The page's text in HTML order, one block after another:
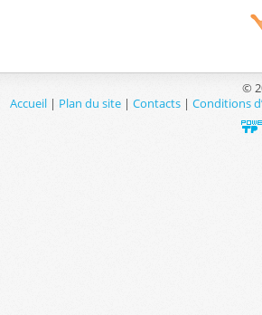
©
Accueil | Plan du site | Contacts | Conditions